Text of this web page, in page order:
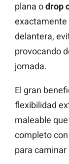
plana odrop
exactamente
delantera,
provocando
jornada.
El gran
flexibilidad
maleable
completo
para caminar